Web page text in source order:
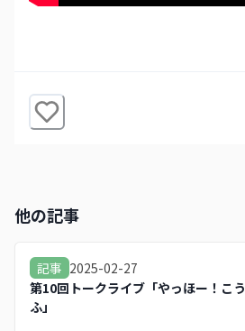
他の記事
記事 2025-02-27
第10回トークライブ「やっほー！こう
ふ」